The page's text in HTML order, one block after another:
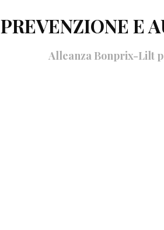
PREVENZIONE E
Alleanza Bonprix-Lilt